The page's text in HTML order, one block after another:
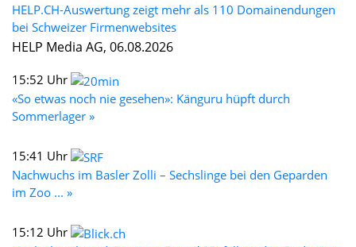
HELP.CH-Auswertung zeigt mehr als 110 Domainendungen
bei Schweizer Firmenwebsites
HELP Media AG, 06.08.2026
15:52 Uhr
«So etwas noch nie gesehen»: Känguru hüpft durch
Sommerlager »
15:41 Uhr
Nachwuchs im Basler Zolli – Sechslinge bei den Geparden
im Zoo ... »
15:12 Uhr